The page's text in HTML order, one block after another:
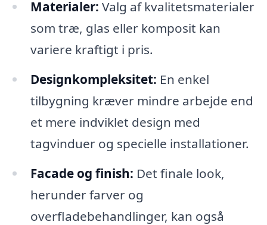
Materialer: Valg af kvalitetsmaterialer
som træ, glas eller komposit kan
variere kraftigt i pris.
Designkompleksitet: En enkel
tilbygning kræver mindre arbejde end
et mere indviklet design med
tagvinduer og specielle installationer.
Facade og finish: Det finale look,
herunder farver og
overfladebehandlinger, kan også